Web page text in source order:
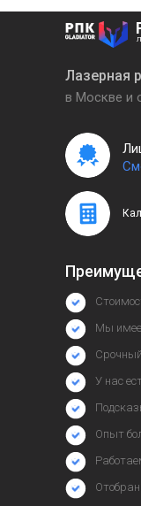
Лазерная
Мы
У нас
Опыт
в Москве и